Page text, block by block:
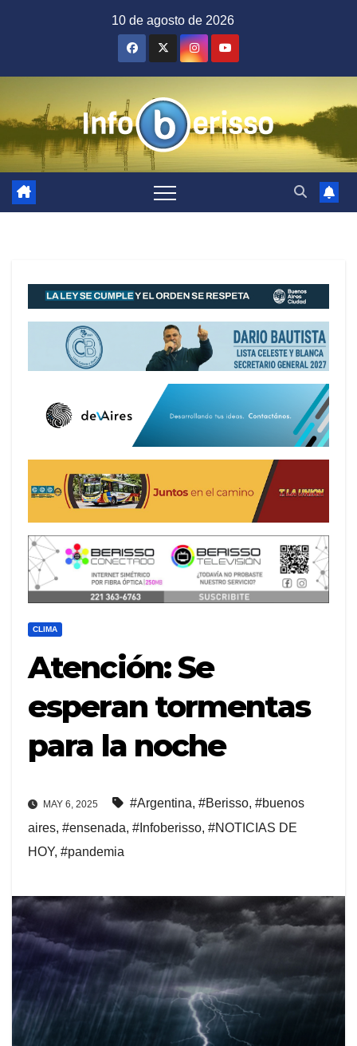
10 de agosto de 2026
CLIMA
Atención: Se
esperan tormentas
para la noche
MAY 6, 2025 #Argentina, #Berisso, #buenos
aires, #ensenada, #Infoberisso, #NOTICIAS DE
HOY, #pandemia